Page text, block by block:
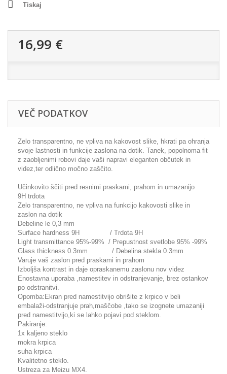
Tiskaj
16,99 €
VEČ PODATKOV
Zelo transparentno, ne vpliva na kakovost slike, hkrati pa ohranja
svoje lastnosti in funkcije zaslona na dotik. Tanek, popolnoma fit
z zaobljenimi robovi daje vaši napravi eleganten občutek in
videz,ter odlično močno zaščito.
Učinkovito ščiti pred resnimi praskami, prahom in umazanijo
9H trdota
Zelo transparentno, ne vpliva na funkcijo kakovosti slike in
zaslon na dotik
Debeline le 0,3 mm
Surface hardness 9H / Trdota 9H
Light transmittance 95%-99% / Prepustnost svetlobe 95% -99%
Glass thickness 0.3mm / Debelina stekla 0.3mm
Varuje vaš zaslon pred praskami in prahom
Izboljša kontrast in daje opraskanemu zaslonu nov videz
Enostavna uporaba ,namestitev in odstranjevanje, brez ostankov
po odstranitvi.
Opomba:Ekran pred namestitvijo obrišite z krpico v beli
embalaži-odstranjuje prah,maščobe ,tako se izognete umazaniji
pred namestitvijo,ki se lahko pojavi pod steklom.
Pakiranje:
1x kaljeno steklo
mokra krpica
suha krpica
Kvalitetno steklo.
Ustreza za Meizu MX4.